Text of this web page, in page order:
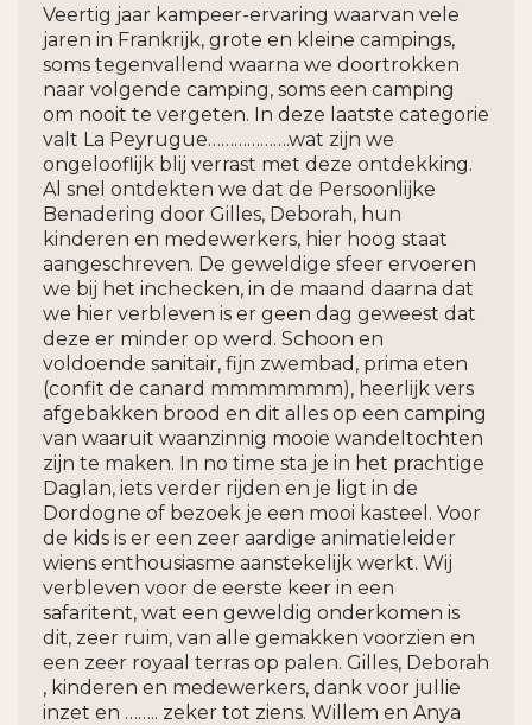
Veertig jaar kampeer-ervaring waarvan vele
jaren in Frankrijk, grote en kleine campings,
soms tegenvallend waarna we doortrokken
naar volgende camping, soms een camping
om nooit te vergeten. In deze laatste categorie
valt La Peyrugue……………….wat zijn we
ongelooflijk blij verrast met deze ontdekking.
Al snel ontdekten we dat de Persoonlijke
Benadering door Gilles, Deborah, hun
kinderen en medewerkers, hier hoog staat
aangeschreven. De geweldige sfeer ervoeren
we bij het inchecken, in de maand daarna dat
we hier verbleven is er geen dag geweest dat
deze er minder op werd. Schoon en
voldoende sanitair, fijn zwembad, prima eten
(confit de canard mmmmmmm), heerlijk vers
afgebakken brood en dit alles op een camping
van waaruit waanzinnig mooie wandeltochten
zijn te maken. In no time sta je in het prachtige
Daglan, iets verder rijden en je ligt in de
Dordogne of bezoek je een mooi kasteel. Voor
de kids is er een zeer aardige animatieleider
wiens enthousiasme aanstekelijk werkt. Wij
verbleven voor de eerste keer in een
safaritent, wat een geweldig onderkomen is
dit, zeer ruim, van alle gemakken voorzien en
een zeer royaal terras op palen. Gilles, Deborah
, kinderen en medewerkers, dank voor jullie
inzet en …….. zeker tot ziens. Willem en Anya